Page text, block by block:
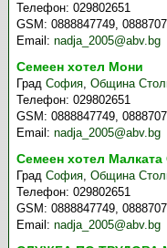
Телефон:029802651
GSM:0888847749,
Email:nadja_2005@abv.bg
Семеен хотел Мони
ГрадСофия,Община
Телефон:029802651
GSM:0888847749,
Email:nadja_2005@abv.bg
Семеен хотел Малката
ГрадСофия,Община
Телефон:029802651
GSM:0888847749,
Email:nadja_2005@abv.bg